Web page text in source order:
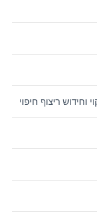
וחידוש ריצוף חיפוי